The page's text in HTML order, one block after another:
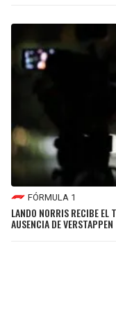
FÓRMULA 1
LANDO NORRIS RECIBE EL
AUSENCIA DE VERSTAPPEN